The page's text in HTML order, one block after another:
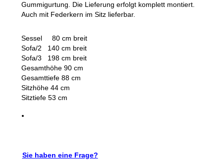
Gummigurtung. Die Lieferung erfolgt komplett montiert.
Auch mit Federkern im Sitz lieferbar.
Sessel 80 cm breit
Sofa/2 140 cm breit
Sofa/3 198 cm breit
Gesamthöhe 90 cm
Gesamttiefe 88 cm
Sitzhöhe 44 cm
Sitztiefe 53 cm
Sie haben eine Frage?